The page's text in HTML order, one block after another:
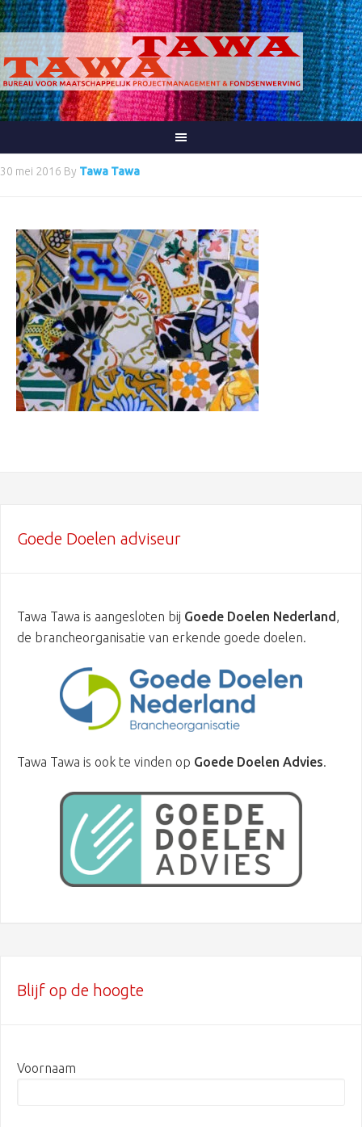
30 mei 2016 By Tawa Tawa
Goede Doelen adviseur
Tawa Tawa is aangesloten bij Goede Doelen Nederland,
de brancheorganisatie van erkende goede doelen.
Tawa Tawa is ook te vinden op Goede Doelen Advies.
Blijf op de hoogte
Voornaam